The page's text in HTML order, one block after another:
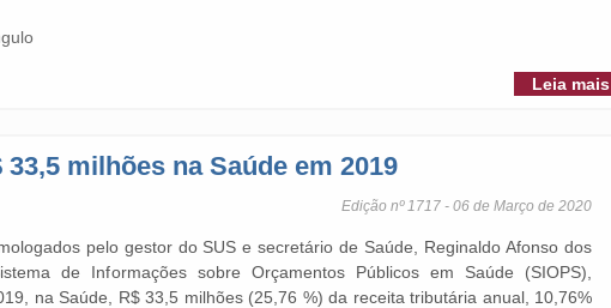
Leia mais
milhões na Saúde em 2019
Edição nº 1717 - 06 de Março de 2020
pelo gestor do SUS e secretário de Saúde, Reginaldo Afonso dos
de Informações sobre Orçamentos Públicos em Saúde (SIOPS),
na Saúde, R$ 33,5 milhões (25,76 %) da receita tributária anual, 10,76%